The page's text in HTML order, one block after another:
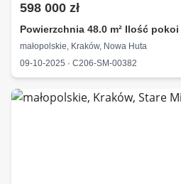
598 000 zł
Powierzchnia 48.0 m² Ilość
małopolskie, Kraków, Nowa Huta
09-10-2025 · C206-SM-00382